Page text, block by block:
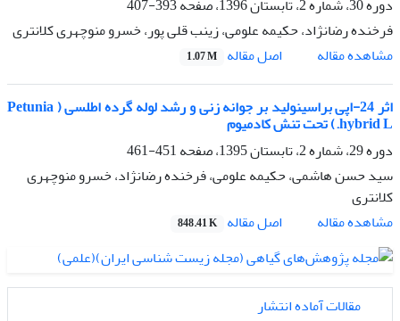
فرخنده رضانژاد، حکیمه علومی، زینب قلی پور، خسرو منوچهری کلانتری
مشاهده مقاله
اصل مقاله 1.07 M
اثر 24-اپی براسینولید بر جوانه زنی و رشد لوله گرده اطلسی ( Petunia
hybrid L.) تحت تنش کادمیوم
دوره 29، شماره 2، تابستان 1395، صفحه
451-461
سید حسن هاشمی، حکیمه علومی، فرخنده رضانژاد، خسرو منوچهری
کلانتری
مشاهده مقاله
اصل مقاله 848.41 K
مقالات آماده انتشار